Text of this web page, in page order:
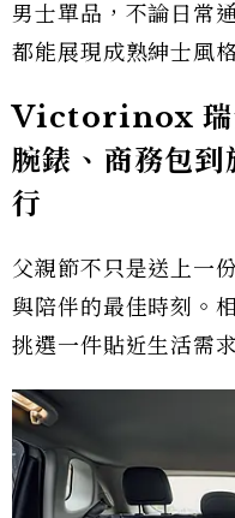
男士單品，不論日常
都能展現成熟紳士風
Victorinox 瑞
腕錶、商務包
行
父親節不只是送上一
與陪伴的最佳時刻。
挑選一件貼近生活需